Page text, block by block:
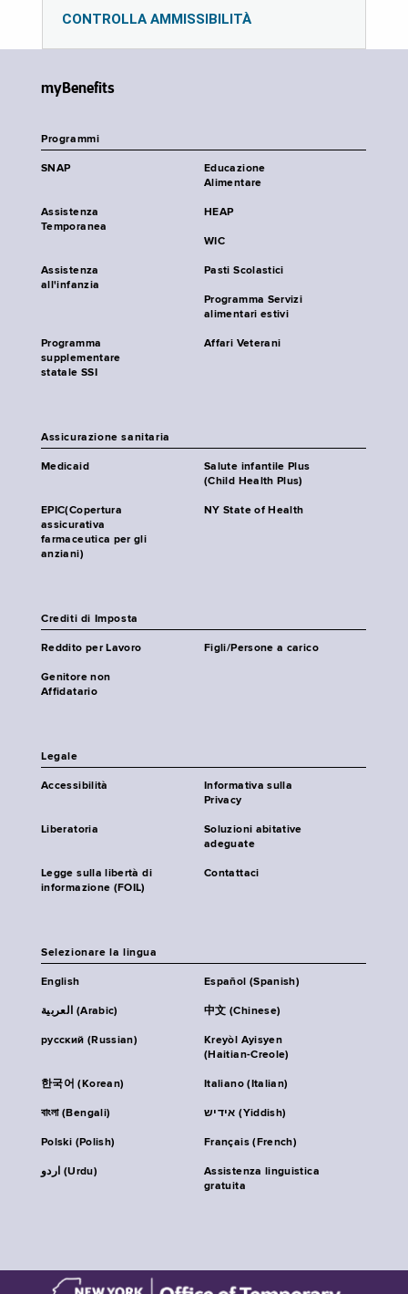
CONTROLLA AMMISSIBILITÀ
myBenefits
Programmi
SNAP
Educazione
Alimentare
Assistenza
Temporanea
HEAP
WIC
Assistenza
all'infanzia
Pasti Scolastici
Programma Servizi
alimentari estivi
Programma
supplementare
statale SSI
Affari Veterani
Assicurazione sanitaria
Medicaid
Salute infantile Plus
(Child Health Plus)
EPIC(Copertura
assicurativa
farmaceutica per gli
anziani)
NY State of Health
Crediti di Imposta
Reddito per Lavoro Figli/Persone a carico
Genitore non
Affidatario
Legale
Accessibilità
Informativa sulla
Privacy
Liberatoria
Soluzioni abitative
adeguate
Legge sulla libertà di
informazione (FOIL)
Contattaci
Selezionare la lingua
English Español (Spanish)
العربية (Arabic) 中文 (Chinese)
русский (Russian)
Kreyòl Ayisyen
(Haitian-Creole)
한국어 (Korean) Italiano (Italian)
বাংলা (Bengali) אידיש (Yiddish)
Polski (Polish) Français (French)
اردو (Urdu)
Assistenza linguistica
gratuita